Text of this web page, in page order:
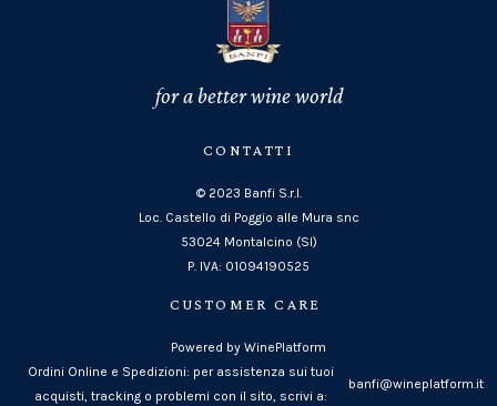
for a better wine world
CONTATTI
© 2023 Banfi S.r.l.
Loc. Castello di Poggio alle Mura snc
53024 Montalcino (SI)
P. IVA: 01094190525
CUSTOMER CARE
Powered by WinePlatform
Ordini Online e Spedizioni: per assistenza sui tuoi
acquisti, tracking o problemi con il sito, scrivi a:
banfi@wineplatform.it